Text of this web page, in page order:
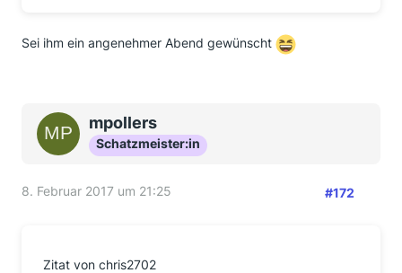
Sei ihm ein angenehmer Abend gewünscht
mpollers
Schatzmeister:in
8. Februar 2017 um 21:25 #172
Zitat von chris2702